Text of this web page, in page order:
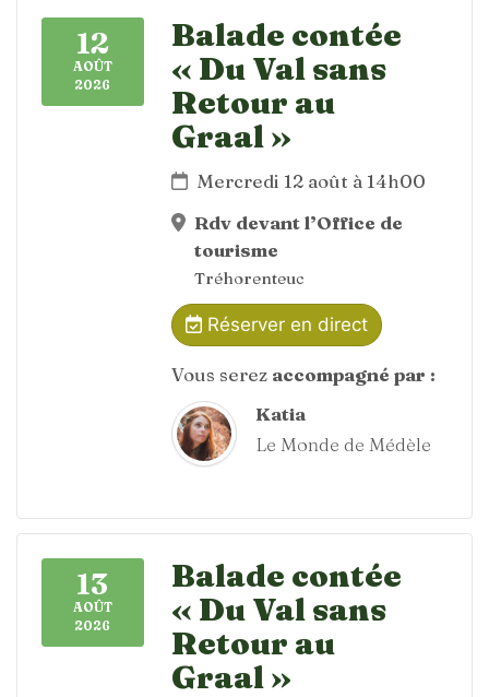
12
AOÛT
2026
Balade contée
« Du Val sans
Retour au
Graal »
Mercredi 12 août à 14h00
Rdv devant l’Office de
tourisme
Tréhorenteuc
Réserver en direct
Vous serez accompagné par :
Katia
Le Monde de Médèle
13
AOÛT
2026
Balade contée
« Du Val sans
Retour au
Graal »